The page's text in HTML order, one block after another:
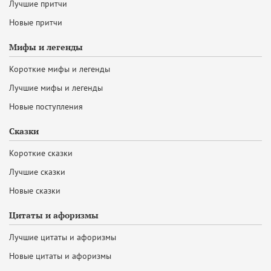
Лучшие притчи
Новые притчи
Мифы и легенды
Короткие мифы и легенды
Лучшие мифы и легенды
Новые поступления
Сказки
Короткие сказки
Лучшие сказки
Новые сказки
Цитаты и афоризмы
Лучшие цитаты и афоризмы
Новые цитаты и афоризмы